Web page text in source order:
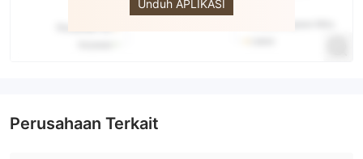
Unduh APLIKASI
Perusahaan Terkait